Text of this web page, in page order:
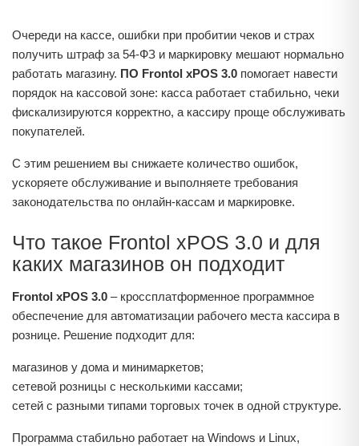
Очереди на кассе, ошибки при пробитии чеков и страх
получить штраф за 54‑ФЗ и маркировку мешают нормально
работать магазину. ПО Frontol xPOS 3.0 помогает навести
порядок на кассовой зоне: касса работает стабильно, чеки
фискализируются корректно, а кассиру проще обслуживать
покупателей.
С этим решением вы снижаете количество ошибок,
ускоряете обслуживание и выполняете требования
законодательства по онлайн‑кассам и маркировке.
Что такое Frontol xPOS 3.0 и для
каких магазинов он подходит
Frontol xPOS 3.0 – кроссплатформенное программное
обеспечение для автоматизации рабочего места кассира в
рознице. Решение подходит для:
магазинов у дома и минимаркетов;
сетевой розницы с несколькими кассами;
сетей с разными типами торговых точек в одной структуре.
Программа стабильно работает на Windows и Linux,